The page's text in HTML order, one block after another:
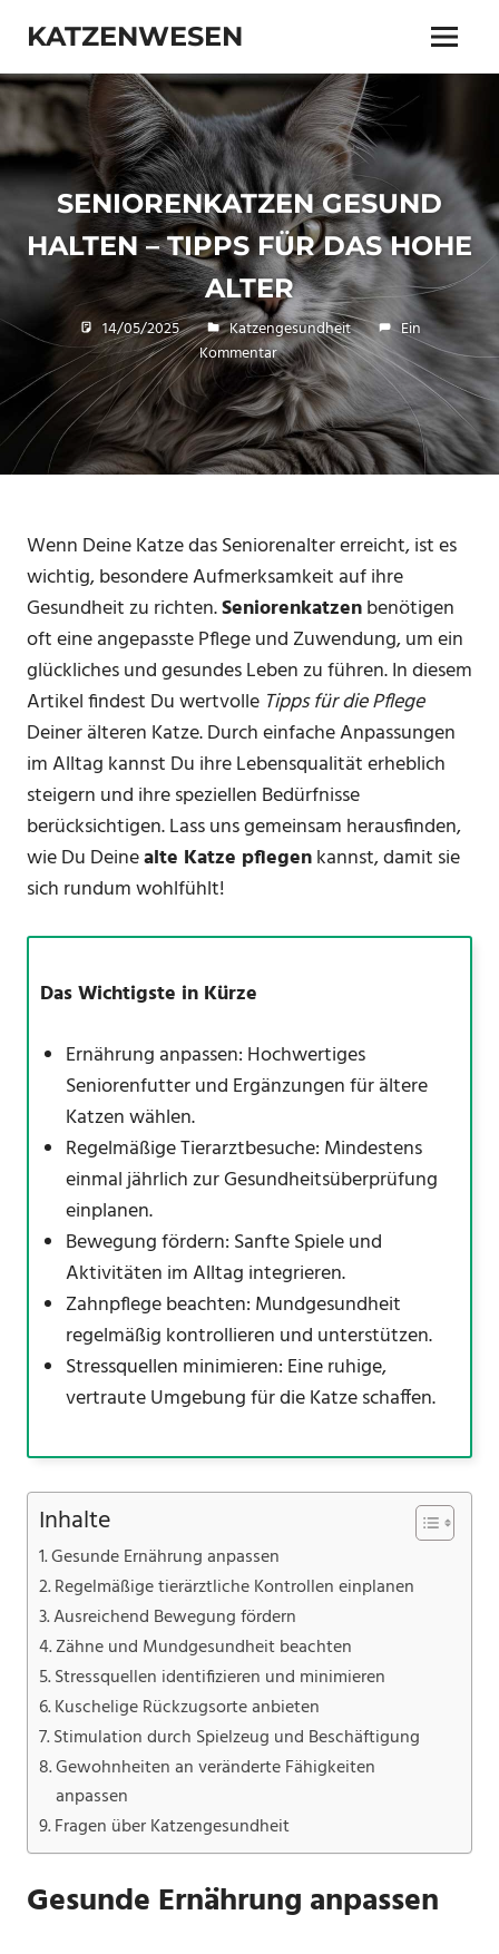
Inhalt
springen
KATZENWESEN
Wissen
über
Katzen
|
Katzengesundheit
|
Katzenhaltung
Menü
SENIORENKATZEN GESUND
HALTEN – TIPPS FÜR DAS HOHE
ALTER
14/05/2025 Veronika
Katzengesundheit
Ein
Kommentar
Wenn Deine Katze das Seniorenalter erreicht, ist es
wichtig, besondere Aufmerksamkeit auf ihre
Gesundheit zu richten.Seniorenkatzenbenötigen
oft eine angepasste Pflege und Zuwendung, um ein
glückliches und gesundes Leben zu führen. In diesem
Artikel findest Du wertvolle Tipps für die Pflege
Deiner älteren Katze. Durch einfache Anpassungen
im Alltag kannst Du ihre Lebensqualität erheblich
steigern und ihre speziellen Bedürfnisse
berücksichtigen. Lass uns gemeinsam herausfinden,
wie Du Deinealte Katze pflegenkannst, damit sie
sich rundum wohlfühlt!
Das Wichtigste in Kürze
Ernährung anpassen: Hochwertiges
Seniorenfutter und Ergänzungen für ältere
Katzen wählen.
Regelmäßige Tierarztbesuche: Mindestens
einmal jährlich zur Gesundheitsüberprüfung
einplanen.
Bewegung fördern: Sanfte Spiele und
Aktivitäten im Alltag integrieren.
Zahnpflege beachten: Mundgesundheit
regelmäßig kontrollieren und unterstützen.
Stressquellen minimieren: Eine ruhige,
vertraute Umgebung für die Katze schaffen.
Inhalte
Gesunde Ernährung anpassen
Regelmäßige tierärztliche Kontrollen einplanen
Ausreichend Bewegung fördern
Zähne und Mundgesundheit beachten
Stressquellen identifizieren und minimieren
Kuschelige Rückzugsorte anbieten
Stimulation durch Spielzeug und Beschäftigung
Gewohnheiten an veränderte Fähigkeiten
anpassen
Fragen über Katzengesundheit
Gesunde Ernährung anpassen